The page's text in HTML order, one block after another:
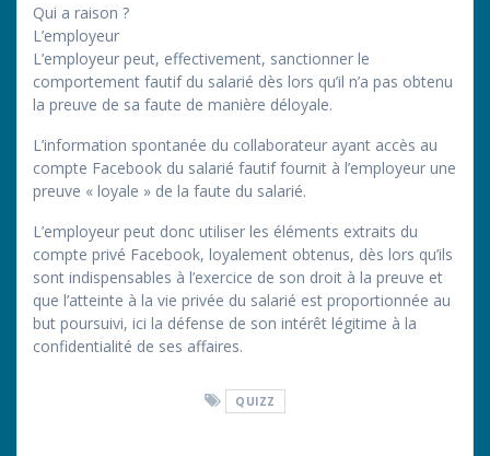
Qui a raison ?
L’employeur
L’employeur peut, effectivement, sanctionner le
comportement fautif du salarié dès lors qu’il n’a pas obtenu
la preuve de sa faute de manière déloyale.
L’information spontanée du collaborateur ayant accès au
compte Facebook du salarié fautif fournit à l’employeur une
preuve « loyale » de la faute du salarié.
L’employeur peut donc utiliser les éléments extraits du
compte privé Facebook, loyalement obtenus, dès lors qu’ils
sont indispensables à l’exercice de son droit à la preuve et
que l’atteinte à la vie privée du salarié est proportionnée au
but poursuivi, ici la défense de son intérêt légitime à la
confidentialité de ses affaires.
QUIZZ